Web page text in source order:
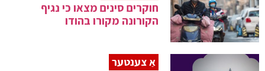
חוקרים סינים מצאו כי נגיף
הקורונה מקורו בהודו
אַ צענטער